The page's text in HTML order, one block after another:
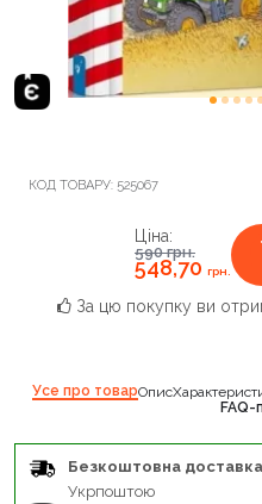
КОД ТОВАРУ: 525067
Ціна:
590грн.
548,70 грн.
За цю покупку ви
Усе про товарОпис
FAQ-
Безкоштовна доставка
Укрпоштою